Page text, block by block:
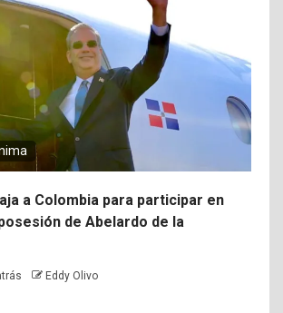
a Colombia para participar en
de Abelardo de la
Eddy Olivo